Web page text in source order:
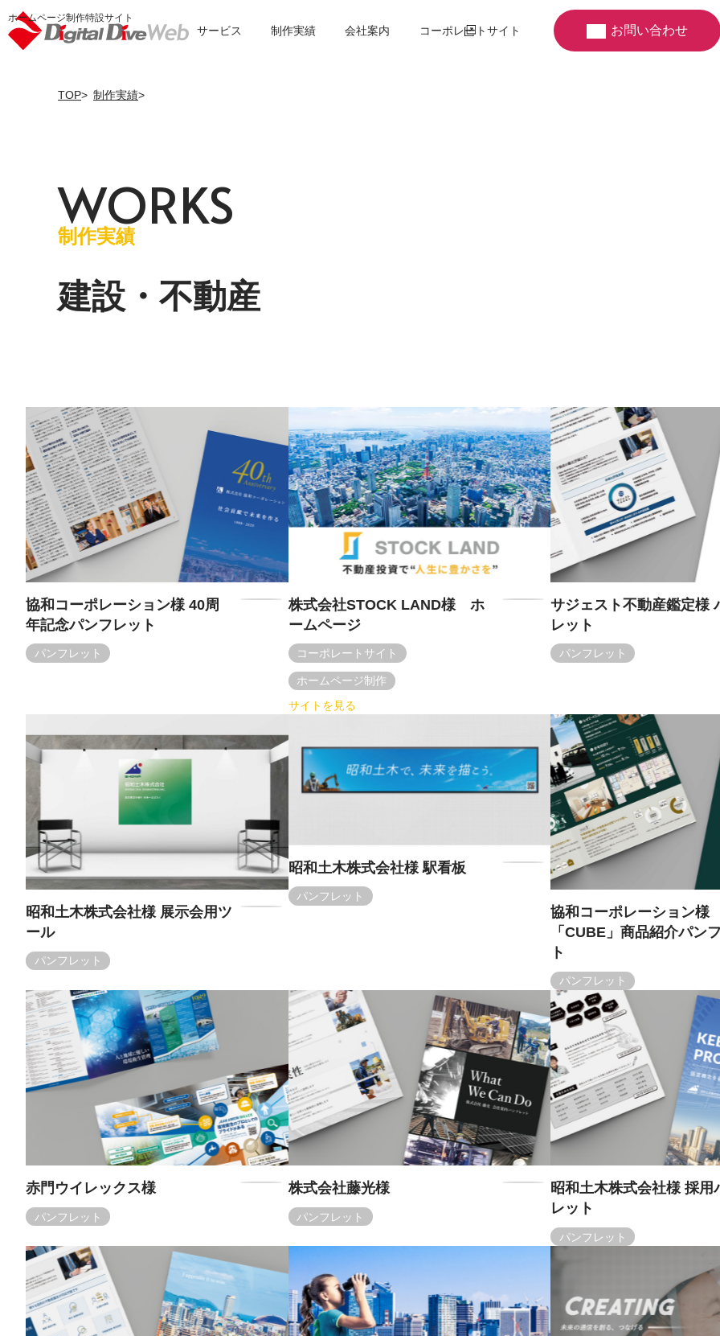
ホームページ制作特設サイト
サービス 制作実績 会社案内 コーポレートサイト お問い合わせ
TOP 制作実績
WORKS
制作実績
建設・不動産
協和コーポレーション様 40周
年記念パンフレット
パンフレット
株式会社STOCK LAND様 ホ
ームページ
コーポレートサイト
ホームページ制作
サイトを見る
サジェスト不動産鑑定様
レット
パンフレット
昭和土木株式会社様 展示会用ツ
ール
パンフレット
昭和土木株式会社様 駅看板
パンフレット
協和コーポレーション様
「CUBE」商品紹介パン
ト
パンフレット
赤門ウイレックス様
パンフレット
株式会社藤光様
パンフレット
昭和土木株式会社様 採用
レット
パンフレット